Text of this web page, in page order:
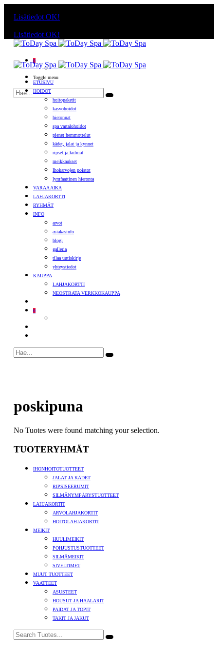
Lisätiedot OK!
Lisätiedot OK!
0
Toggle menu
ETUSIVU
HOIDOT
hoitopaketit
kasvohoidot
hieronnat
spa vartalohoidot
pienet hemmottelut
kädet, jalat ja kynnet
ripset ja kulmat
meikkaukset
Ihokarvojen poistot
lymfaattinen hieronta
VARAA AIKA
LAHJAKORTTI
RYHMÄT
INFO
arvot
asiakasinfo
blogi
galleria
tilaa uutiskirje
yhteystiedot
KAUPPA
LAHJAKORTTI
NEOSTRATA VERKKOKAUPPA
0
poskipuna
No Tuotes were found matching your selection.
TUOTERYHMÄT
IHONHOITOTUOTTEET
JALAT JA KÄDET
RIPSISEERUMIT
SILMÄNYMPÄRYSTUOTTEET
LAHJAKORTIT
ARVOLAHJAKORTIT
HOITOLAHJAKORTIT
MEIKIT
HUULIMEIKIT
POHJUSTUSTUOTTEET
SILMÄMEIKIT
SIVELTIMET
MUUT TUOTTEET
VAATTEET
ASUSTEET
HOUSUT JA HAALARIT
PAIDAT JA TOPIT
TAKIT JA JAKUT